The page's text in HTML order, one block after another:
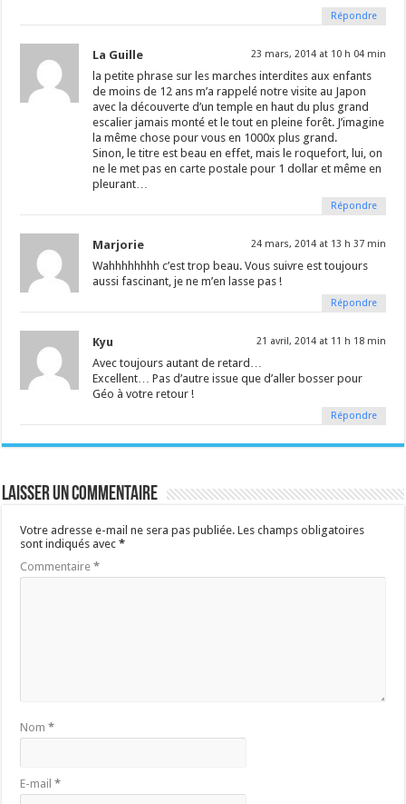
Répondre
La Guille 23 mars, 2014 at 10 h 04 min
la petite phrase sur les marches interdites aux enfants
de moins de 12 ans m’a rappelé notre visite au Japon
avec la découverte d’un temple en haut du plus grand
escalier jamais monté et le tout en pleine forêt. J’imagine
la même chose pour vous en 1000x plus grand.
Sinon, le titre est beau en effet, mais le roquefort, lui, on
ne le met pas en carte postale pour 1 dollar et même en
pleurant…
Répondre
Marjorie 24 mars, 2014 at 13 h 37 min
Wahhhhhhhh c’est trop beau. Vous suivre est toujours
aussi fascinant, je ne m’en lasse pas !
Répondre
Kyu 21 avril, 2014 at 11 h 18 min
Avec toujours autant de retard…
Excellent… Pas d’autre issue que d’aller bosser pour
Géo à votre retour !
Répondre
Laisser un commentaire
Votre adresse e-mail ne sera pas publiée. Les champs obligatoires
sont indiqués avec*
Commentaire*
Nom*
E-mail*